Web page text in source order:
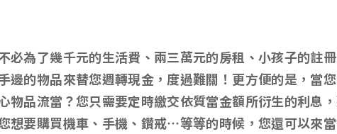
必為了幾千元的生活費、兩三萬元的房租、小孩子的註
邊的物品來替您週轉現金，度過難關！更方便的是，當
物品流當？您只需要定時繳交依質當金額所衍生的利息
想要購買機車、手機、鑽戒…等等的時候，您還可以來